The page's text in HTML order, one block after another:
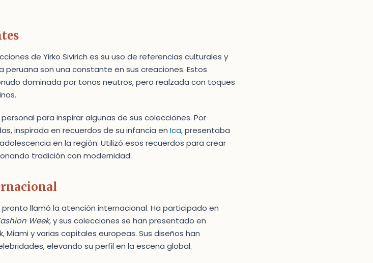
de Yirko Sivirich es su uso de referencias culturales y
peruana son una constante en sus creaciones. Estos
dominada por tonos neutros, pero realzada con toques
para inspirar algunas de sus colecciones. Por
inspirada en recuerdos de su infancia en Ica, presentaba
en la región. Utilizó esos recuerdos para crear
tradición con modernidad.
pronto llamó la atención internacional. Ha participado en
Week, y sus colecciones se han presentado en
Miami y varias capitales europeas. Sus diseños han
elevando su perfil en la escena global.